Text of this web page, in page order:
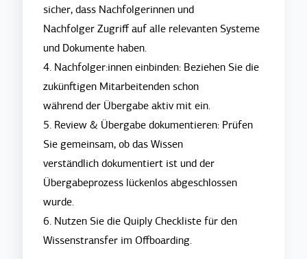
sicher, dass Nachfolgerinnen und
Nachfolger Zugriff auf alle relevanten Systeme
und Dokumente haben.
4. Nachfolger:innen einbinden: Beziehen Sie die
zukünftigen Mitarbeitenden schon
während der Übergabe aktiv mit ein.
5. Review & Übergabe dokumentieren: Prüfen
Sie gemeinsam, ob das Wissen
verständlich dokumentiert ist und der
Übergabeprozess lückenlos abgeschlossen
wurde.
6. Nutzen Sie die Quiply Checkliste für den
Wissenstransfer im Offboarding.